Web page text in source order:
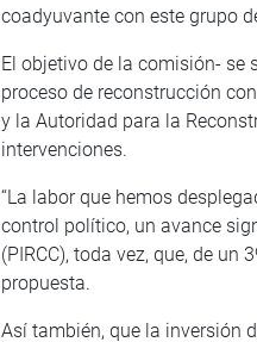
coadyuvante con este grupo
El objetivo de la comisión- se
proceso de reconstrucción
y la Autoridad para la
intervenciones.
“La labor que hemos
control político, un avance
(PIRCC), toda vez, que, de un
propuesta.
Así también, que la inversión